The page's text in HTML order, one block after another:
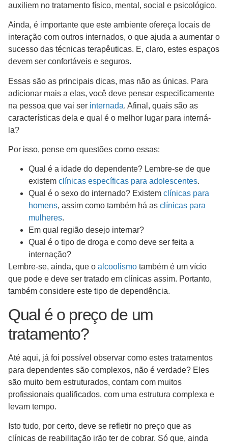
auxiliem no tratamento físico, mental, social e psicológico.
Ainda, é importante que este ambiente ofereça locais de
interação com outros internados, o que ajuda a aumentar o
sucesso das técnicas terapêuticas. E, claro, estes espaços
devem ser confortáveis e seguros.
Essas são as principais dicas, mas não as únicas. Para
adicionar mais a elas, você deve pensar especificamente
na pessoa que vai ser internada. Afinal, quais são as
características dela e qual é o melhor lugar para interná-
la?
Por isso, pense em questões como essas:
Qual é a idade do dependente? Lembre-se de que
existem clínicas específicas para adolescentes.
Qual é o sexo do internado? Existem clínicas para
homens, assim como também há as clínicas para
mulheres.
Em qual região desejo internar?
Qual é o tipo de droga e como deve ser feita a
internação?
Lembre-se, ainda, que o alcoolismo também é um vício
que pode e deve ser tratado em clínicas assim. Portanto,
também considere este tipo de dependência.
Qual é o preço de um
tratamento?
Até aqui, já foi possível observar como estes tratamentos
para dependentes são complexos, não é verdade? Eles
são muito bem estruturados, contam com muitos
profissionais qualificados, com uma estrutura complexa e
levam tempo.
Isto tudo, por certo, deve se refletir no preço que as
clínicas de reabilitação irão ter de cobrar. Só que, ainda